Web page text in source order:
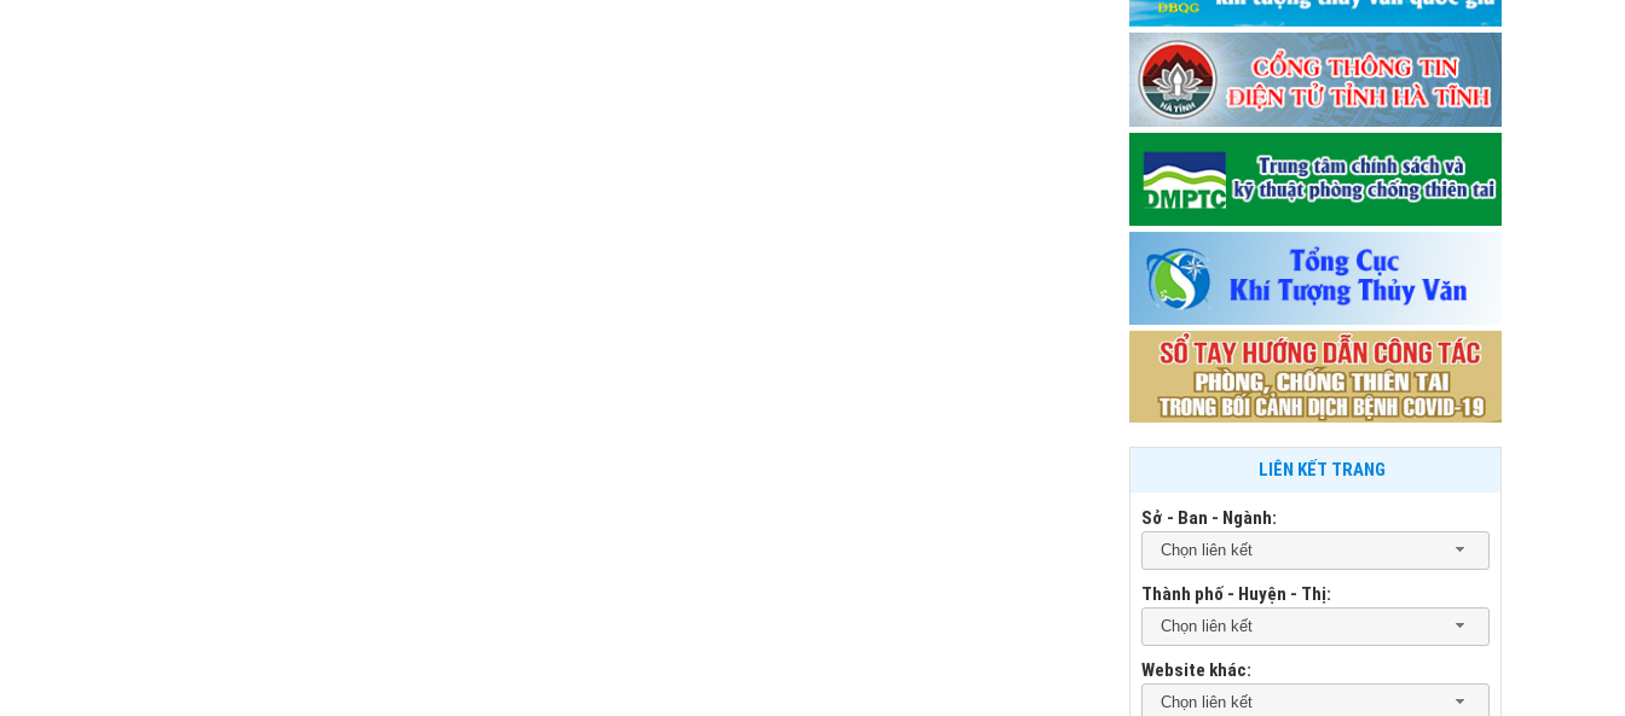
LIÊN KẾT TRANG
Sở - Ban - Ngành:
Chọn liên kết
Thành phố - Huyện - Thị:
Chọn liên kết
Website khác:
Chọn liên kết